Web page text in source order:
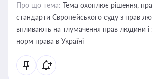
Про що тема: Тема охоплює рішення,
стандарти Європейського суду з прав
впливають на тлумачення прав людини і
норм права в Україні